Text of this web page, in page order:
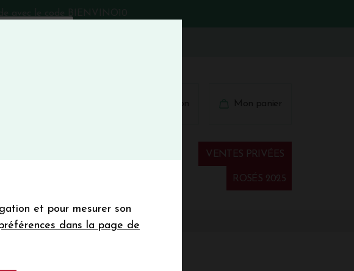
et pour mesurer son
dans la page de
ROSÉS 2025
VENTES PRIVÉES
de recevoir la newsletter de la